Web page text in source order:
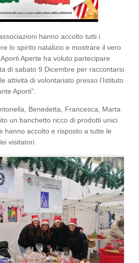
hanno accolto tutti i
lo spirito natalizio e mostrare il vero
Aperte ha voluto partecipare
di sabato 9 Dicembre per raccontarsi
attività di volontariato presso l’Istituto
Aporti”.
Benedetta, Francesca, Marta
un banchetto ricco di prodotti unici
hanno accolto e risposto a tutte le
visitatori.